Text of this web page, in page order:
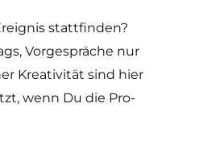
stattfinden?
Vorgespräche nur
Kreativität sind hier
wenn Du die Pro-